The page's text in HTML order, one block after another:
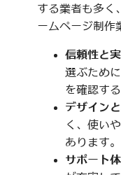
する業者も多く
ームページ制作
信頼性と
選ぶため
を確認す
デザイン
く、使い
あります。
サポート体